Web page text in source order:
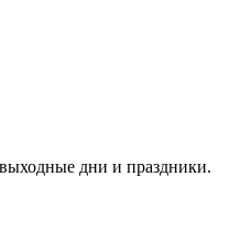
дни и праздники.